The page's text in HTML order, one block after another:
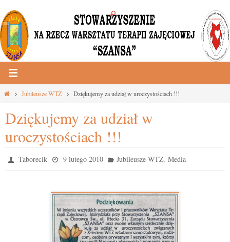
Przejdź
do
treści
StronaJubileusze WTZ Dziękujemy za udział w uroczystościach !!!
Dziękujemy za udział w
uroczystościach !!!
Taborecik 9 lutego 2010 Jubileusze WTZ, Media